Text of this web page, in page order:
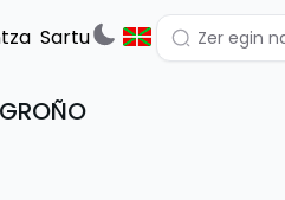
Sartu